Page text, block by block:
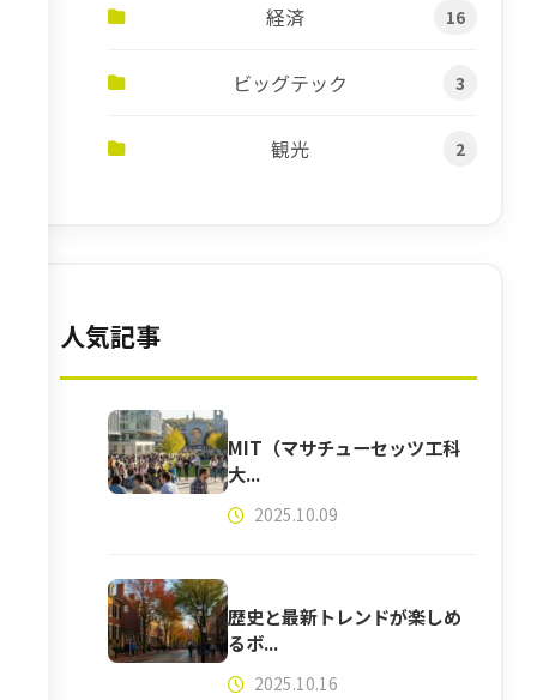
経済 16
ビッグテック 3
観光 2
人気記事
MIT（マサチューセッツ工科
大...
2025.10.09
歴史と最新トレンドが楽しめ
るボ...
2025.10.16